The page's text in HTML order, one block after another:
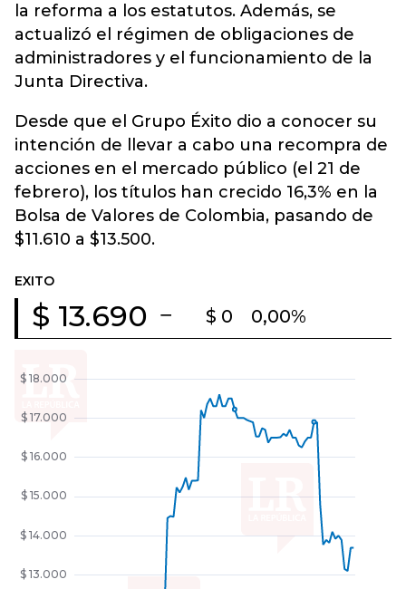
la reforma a los estatutos. Además, se
actualizó el régimen de obligaciones de
administradores y el funcionamiento de la
Junta Directiva.
Desde que el Grupo Éxito dio a conocer su
intención de llevar a cabo una recompra de
acciones en el mercado público (el 21 de
febrero), los títulos han crecido 16,3% en la
Bolsa de Valores de Colombia, pasando de
$11.610 a $13.500.